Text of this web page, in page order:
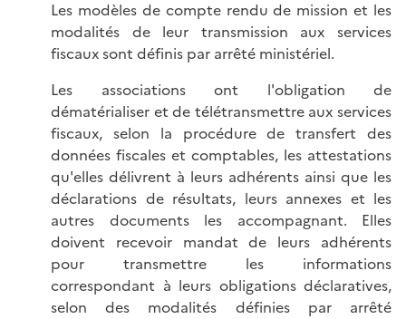
Les modèles de compte rendu de mission et les
modalités de leur transmission aux services
fiscaux sont définis par arrêté ministériel.
Les associations ont l'obligation de
dématérialiser et de télétransmettre aux services
fiscaux, selon la procédure de transfert des
données fiscales et comptables, les attestations
qu'elles délivrent à leurs adhérents ainsi que les
déclarations de résultats, leurs annexes et les
autres documents les accompagnant. Elles
doivent recevoir mandat de leurs adhérents
pour transmettre les informations
correspondant à leurs obligations déclaratives,
selon des modalités définies par arrêté